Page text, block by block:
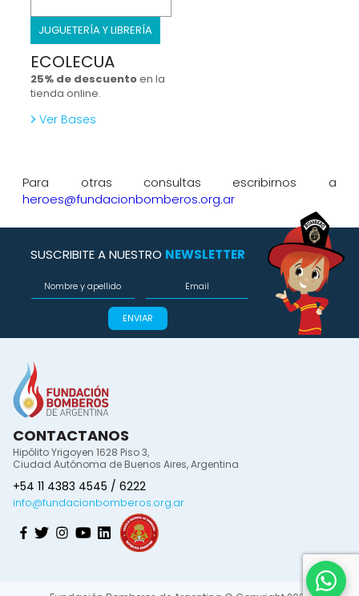
JUGUETERÍA Y LIBRERÍA
ECOLECUA
25% de descuentoen la
tienda online.
Ver Bases
Para otras consultas escribirnos a
heroes@fundacionbomberos.org.ar
SUSCRIBITE A NUESTRO NEWSLETTER
ENVIAR
CONTACTANOS
Hipólito Yrigoyen 1628 Piso 3,
Ciudad Autónoma de Buenos Aires, Argentina
+54 11 4383 4545 / 6222
info@fundacionbomberos.org.ar